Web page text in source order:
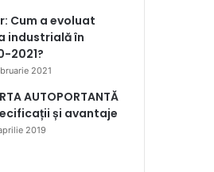
Cum a evoluat
industrială în
2021?
2021
AUTOPORTANTĂ
și avantaje
2019